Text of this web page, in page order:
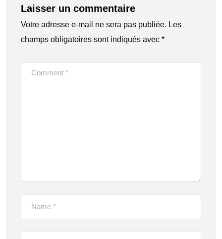
Laisser un commentaire
Votre adresse e-mail ne sera pas publiée. Les
champs obligatoires sont indiqués avec *